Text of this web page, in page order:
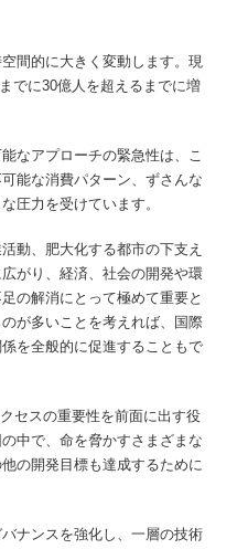
間的に大きく変動します。現
でに30億人を超えるまでに増
なアプローチの緊急性は、こ
能な消費パターン、ずさんな
圧力を受けています。
動、肥大化する都市の下支え
がり、経済、社会の開発や環
の解消にとって極めて重要と
が多いことを考えれば、国際
を全般的に促進することもで
セスの重要性を前面に出す役
中で、命を脅かすさまざまな
の開発目標も達成するために
ナンスを強化し、一層の技術